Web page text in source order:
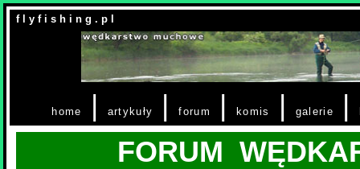
f l y f i s h i n g . p l
home | artykuły |forum | komis | galerie |
FORUM